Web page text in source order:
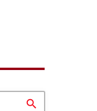
search